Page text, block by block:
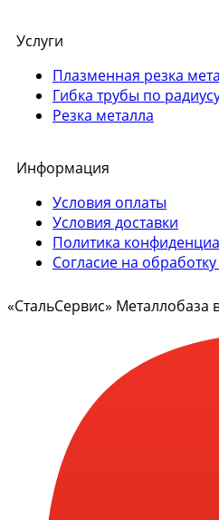
Услуги
Плазменная резка
Гибка трубы по
Резка металла
Информация
Условия оплаты
Условия доставки
Политика
Согласие на
«СтальСервис» Металлобаза